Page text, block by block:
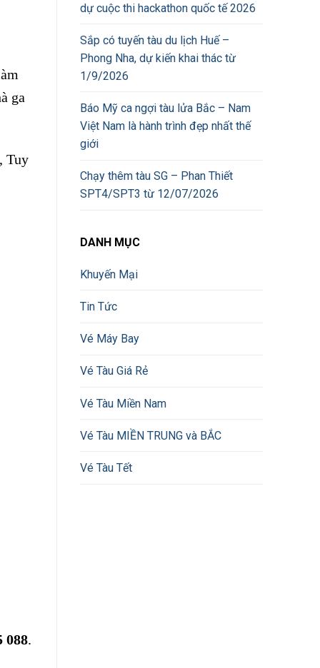
ga
Tuy
088.
dự cuộc thi hackathon quốc tế 2026
Sắp có tuyến tàu du lịch Huế –
Phong Nha, dự kiến khai thác từ
1/9/2026
Báo Mỹ ca ngợi tàu lửa Bắc – Nam
Việt Nam là hành trình đẹp nhất thế
giới
Chạy thêm tàu SG – Phan Thiết
SPT4/SPT3 từ 12/07/2026
DANH MỤC
Khuyến Mại
Tin Tức
Vé Máy Bay
Vé Tàu Giá Rẻ
Vé Tàu Miền Nam
Vé Tàu MIỀN TRUNG và BẮC
Vé Tàu Tết